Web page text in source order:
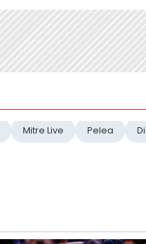
Mitre Live Pelea